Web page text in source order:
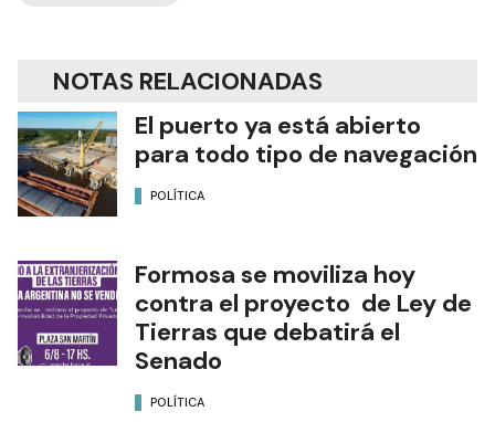
NOTAS RELACIONADAS
El puerto ya está abierto
para todo tipo de navegación
POLÍTICA
Formosa se moviliza hoy
contra el proyecto de Ley de
Tierras que debatirá el
Senado
POLÍTICA